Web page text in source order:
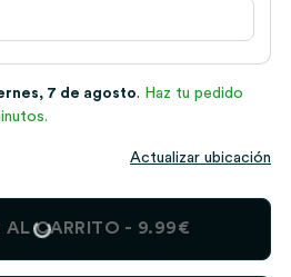
7 de agosto. Haz tu pedido
Actualizar ubicación
AL CARRITO - 9.99€